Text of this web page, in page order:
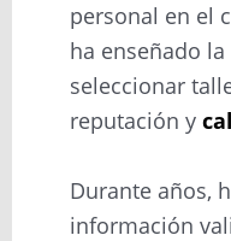
personal en el
ha enseñado
seleccionar
reputación y
Durante años,
información